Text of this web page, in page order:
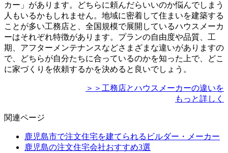
カー」があります。どちらに頼んだらいいのか悩んでしまう
人もいるかもしれません。地域に密着して住まいを建築する
ことが多い工務店と、全国規模で展開しているハウスメーカ
ーはそれぞれ特徴があります。 プランの自由度や品質、工
期、アフターメンテナンスなどさまざまな違いがありますの
で、どちらが自分たちに合っているのかを知った上で、どこ
に家づくりを依頼するかを決めると良いでしょう。
＞＞工務店とハウスメーカーの違いを
もっと詳しく
関連ページ
鹿児島市で注文住宅を建てられるビルダー・メーカー
鹿児島の注文住宅会社おすすめ3選